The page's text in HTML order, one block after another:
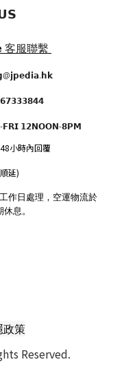
客服聯繫
𝟭𝟮𝗡𝗢𝗢𝗡-𝟴𝗣𝗠
小時內回覆
延)
作日處理，空運物流於
息。
政策
Reserved.